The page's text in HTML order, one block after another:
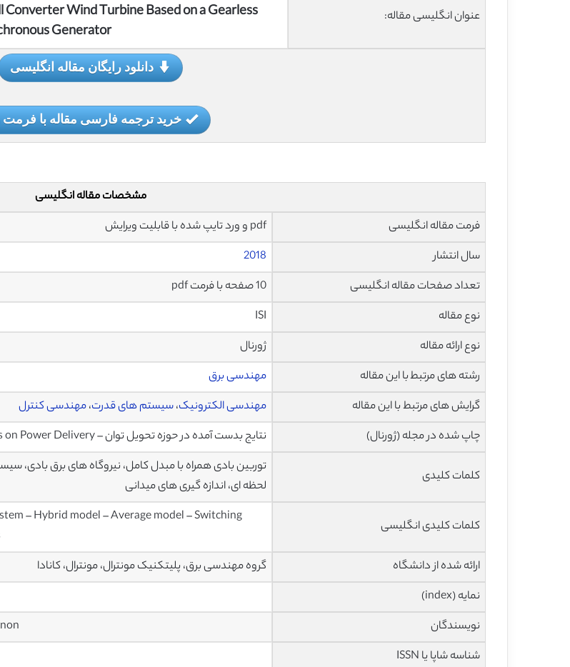
عنوان انگلیسی مقاله:
Wind Turbine Based on a Gearless
Generator
دانلود رایگان مقاله انگلیسی
خرید ترجمه فارسی مقاله با فرمت
مشخصات مقاله انگلیسی
فرمت مقاله انگلیسی
pdf و ورد تایپ شده با قابلیت ویرایش
سال انتشار
2018
تعداد صفحات مقاله انگلیسی
10 صفحه با فرمت pdf
نوع مقاله
ISI
نوع ارائه مقاله
ژورنال
رشته های مرتبط با این مقاله
مهندسی برق
گرایش های مرتبط با این مقاله
مهندسی الکترونیک،سیستم های قدرت،مهندسی کنترل
چاپ شده در مجله (ژورنال)
نتایج بدست آمده در حوزه تحویل توان – Transactions on Power Delivery
کلمات کلیدی
‌توربین بادی همراه با مبدل کامل، نیروگاه های برق بادی،
لحظه ای، اندازه گیری های میدانی
کلمات کلیدی انگلیسی
– Hybrid model – Average model – Switching
ارائه شده از دانشگاه
گروه مهندسی برق، پلیتکنیک مونترال، مونترال، کانادا
نمایه (index)
نویسندگان
شناسه شاپا یا ISSN